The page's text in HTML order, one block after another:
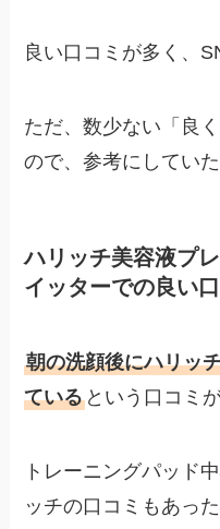
良い口コミが多く、
ただ、数少ない「良
ので、参考にしてい
ハリッチ美容液プ
イッターでの良い
朝の洗顔後にハリッ
ている という口コミ
トレーニングパッド
ッチの口コミもあっ